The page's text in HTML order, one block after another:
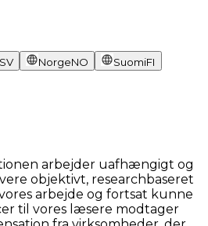
SV NorgeNO SuomiFI
arbejder uafhængigt og
objektivt, researchbaseret
arbejde og fortsat kunne
til vores læsere modtager